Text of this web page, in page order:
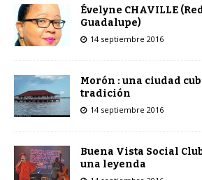
Évelyne CHAVILLE
Guadalupe)
14 septiembre 2016
Morón : una ciudad
tradición
14 septiembre 2016
Buena Vista Social
una leyenda